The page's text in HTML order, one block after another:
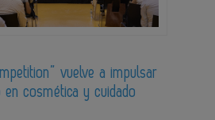
vuelve a impulsar
cosmética y cuidado